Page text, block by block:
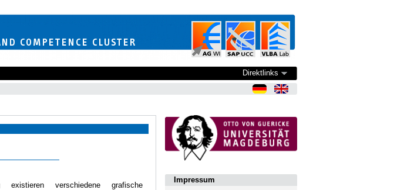
Direktlinks
existieren verschiedene grafische
Impressum